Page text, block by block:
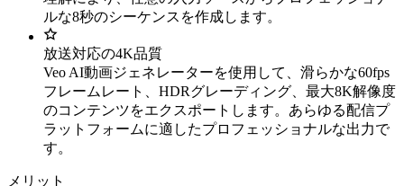
ルな8秒のシーケンスを作成します。
放送対応の4K品質
Veo AI動画ジェネレーターを使用して、滑らかな60fps
フレームレート、HDRグレーディング、最大8K解像度
のコンテンツをエクスポートします。あらゆる配信プ
ラットフォームに適したプロフェッショナルな出力で
す。
メリット